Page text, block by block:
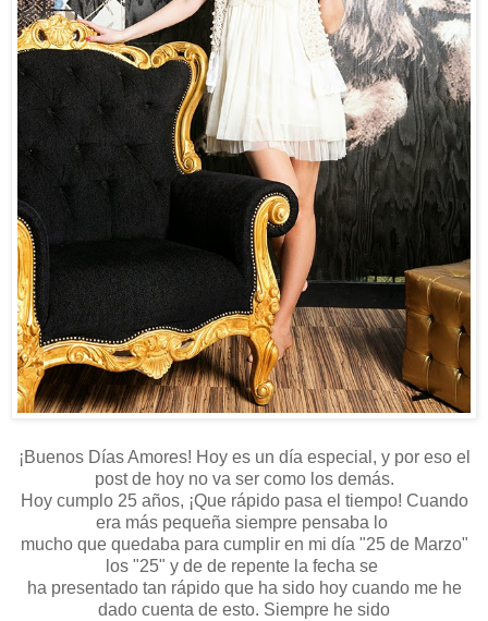
¡Buenos Días Amores! Hoy es un día especial, y por eso el
post de hoy no va ser como los demás.
Hoy cumplo 25 años, ¡Que rápido pasa el tiempo! Cuando
era más pequeña siempre pensaba lo
mucho que quedaba para cumplir en mi día "25 de Marzo"
los "25" y de de repente la fecha se
ha presentado tan rápido que ha sido hoy cuando me he
dado cuenta de esto. Siempre he sido